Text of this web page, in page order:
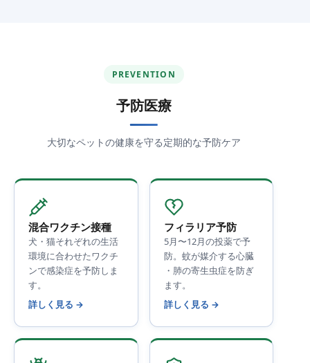
PREVENTION
予防医療
大切なペットの健康を守る定期的な予防ケア
混合ワクチン接種
犬・猫それぞれの生活
環境に合わせたワクチ
ンで感染症を予防しま
す。
詳しく見る →
フィラリア予防
5月〜12月の投薬で予
防。蚊が媒介する心臓
・肺の寄生虫症を防ぎ
ます。
詳しく見る →